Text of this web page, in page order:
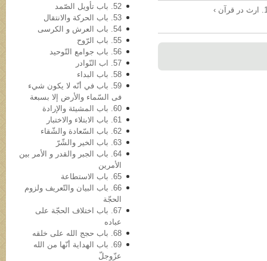
›
52. باب تأویل الصّمد
53. باب الحرکة والانتقال
54. باب العرش و الکرسی
55. باب الرّوح
56. باب جوامع التّوحید
57. اب النّوادر
58. باب البداء
59. باب في أنّه لا یکون شيء
فی السّماء والأرض إلا بسبعة
60. باب المشیئة والإرادة
61. باب الابتلاء والاختبار
62. باب السّعادة والشّقاء
63. باب الخیر والشّرّ
64. باب الجبر والقدر و الأمر بین
الأمرین
65. باب الاستطاعة
66. باب البیان والتّعریف ولزوم
الحجّة
67. باب اختلاف الحجّة على
عباده
68. باب حجج الله علی خلقه
69. باب الهدایة أنّها من الله
عزّوجلّ